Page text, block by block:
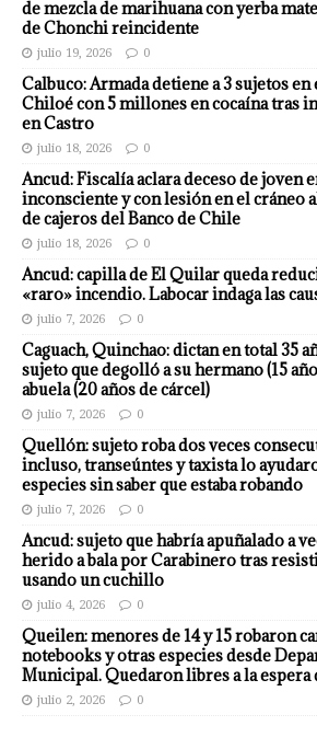
de mezcla de marihuana con yerba
de Chonchi reincidente
julio 19, 2026 0
Calbuco: Armada detiene a 3 sujetos en
Chiloé con 5 millones en cocaína tras
en Castro
julio 18, 2026 0
Ancud: Fiscalía aclara deceso de joven
inconsciente y con lesión en el cráneo
de cajeros del Banco de Chile
julio 18, 2026 0
Ancud: capilla de El Quilar queda
«raro» incendio. Labocar indaga las
julio 7, 2026 0
Caguach, Quinchao: dictan en total 35
sujeto que degolló a su hermano (15
abuela (20 años de cárcel)
julio 7, 2026 0
Quellón: sujeto roba dos veces
incluso, transeúntes y taxista lo
especies sin saber que estaba robando
julio 7, 2026 0
Ancud: sujeto que habría apuñalado a
herido a bala por Carabinero tras
usando un cuchillo
julio 4, 2026 0
Queilen: menores de 14 y 15 robaron
notebooks y otras especies desde
Municipal. Quedaron libres a la espera
julio 2, 2026 0